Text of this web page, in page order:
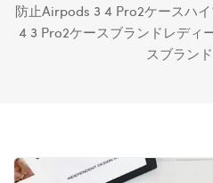
防止airpods 3 4 Pro2ケースハ
4 3 Pro2ケースブランドレディ
スブラン